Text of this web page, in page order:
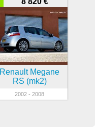
Renault Megane
RS (mk2)
2002 - 2008